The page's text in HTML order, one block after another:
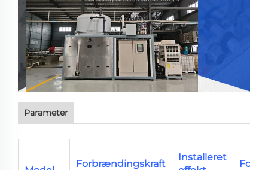
Parameter
Forbrændingskraft
Installeret